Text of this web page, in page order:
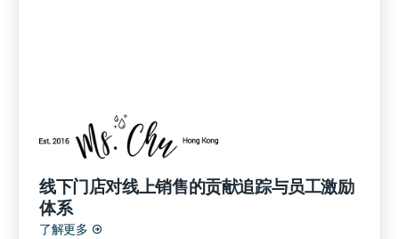
线下门店对线上销售的贡献追踪与员工激励
体系
了解更多 